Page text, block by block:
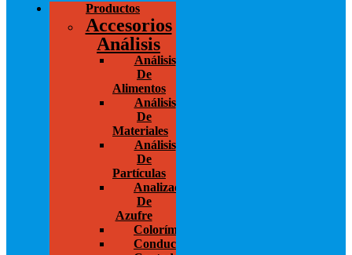
Productos
Accesorios
Análisis
Análisis
De
Alimentos
Análisis
De
Materiales
Análisis
De
Partículas
Analizador
De
Azufre
Colorímetros
Conductivímetros